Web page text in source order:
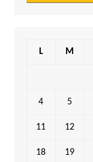
L M
4 5
11 12
18 19